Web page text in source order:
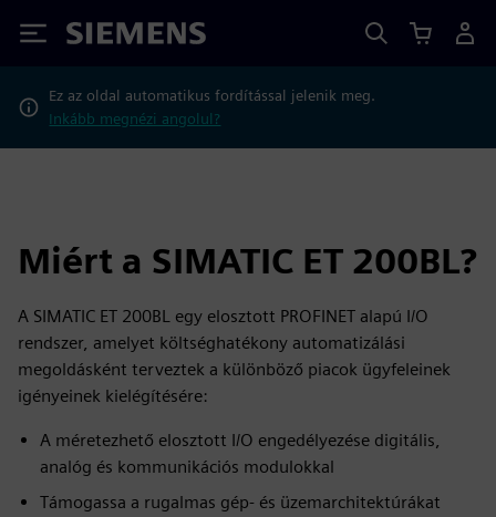
Siemens
Ez az oldal automatikus fordítással jelenik meg.
Inkább megnézi angolul?
Miért a SIMATIC ET 200BL?
A SIMATIC ET 200BL egy elosztott PROFINET alapú I/O
rendszer, amelyet költséghatékony automatizálási
megoldásként terveztek a különböző piacok ügyfeleinek
igényeinek kielégítésére:
A méretezhető elosztott I/O engedélyezése digitális,
analóg és kommunikációs modulokkal
Támogassa a rugalmas gép- és üzemarchitektúrákat